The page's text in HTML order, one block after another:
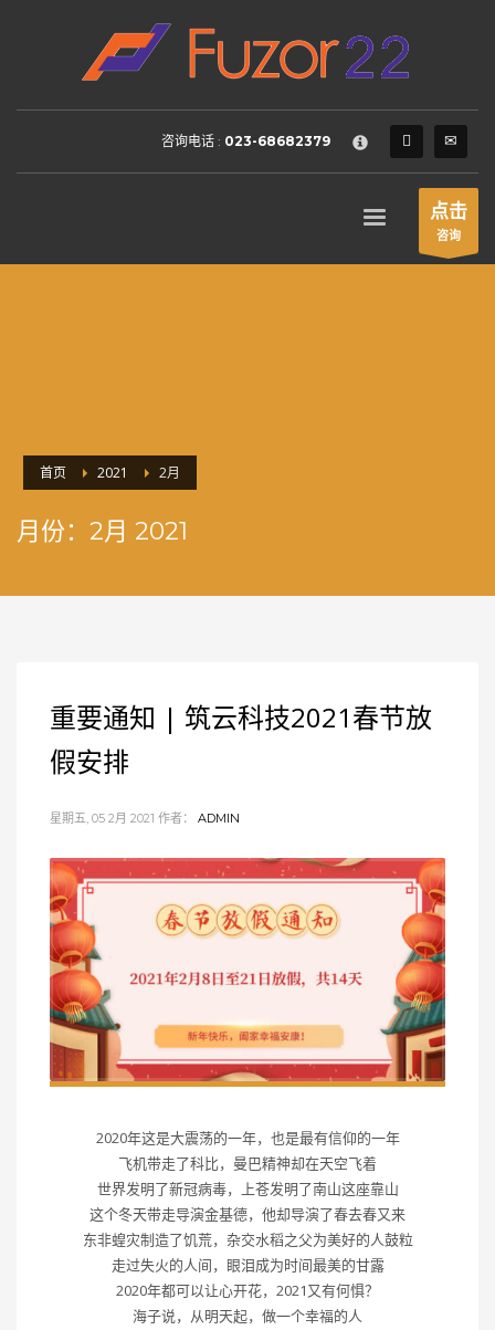
HOW TO SHOP
Login or create new account.
2 Review your order.
FREEshipment
If you still have problems, please let us know, by sending an
SHOWROOM HOURS
咨询电话 : 023-68682379
点击
咨询
首页 2021 2月
月份：2月 2021
重要通知 | 筑云科技2021春节放
假安排
星期五, 05 2月 2021 作者： ADMIN
2020年这是大震荡的一年，也是最有信仰的一年
飞机带走了科比，曼巴精神却在天空飞着
世界发明了新冠病毒，上苍发明了南山这座靠山
这个冬天带走导演金基德，他却导演了春去春又来
东非蝗灾制造了饥荒，杂交水稻之父为美好的人鼓粒
走过失火的人间，眼泪成为时间最美的甘露
2020年都可以让心开花，2021又有何惧？
海子说，从明天起，做一个幸福的人